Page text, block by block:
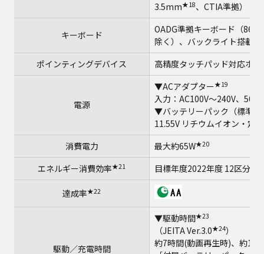
3.5mm★18、CTIA準拠）
キーボード
OADG準拠キーボード（86
除く）、バックライト搭載
ポインティングデバイス
高精度タッチパッド対応ホ
電源
▼ACアダプター★19
入力：AC100V～240V、
▼バッテリーパック（標準）
11.55V リチウムイオン・定
消費電力
最大約65W★20
エネルギー消費効率★21 目標年度2022年度 12区分
達成率★22
駆動／充電時間
▼駆動時間★23
（JEITA Ver.3.0★24）
約7時間(動画再生時)、約